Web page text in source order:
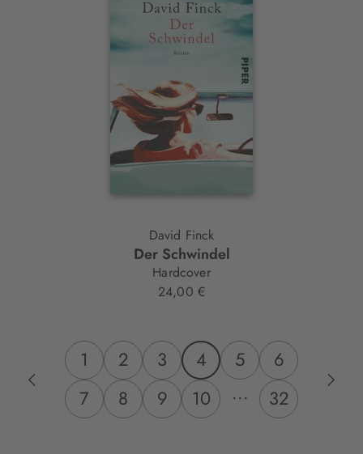
David Finck
Der Schwindel
Hardcover
24,00 €
1 2 3 4 5
6
7
8 9 10 ... 32